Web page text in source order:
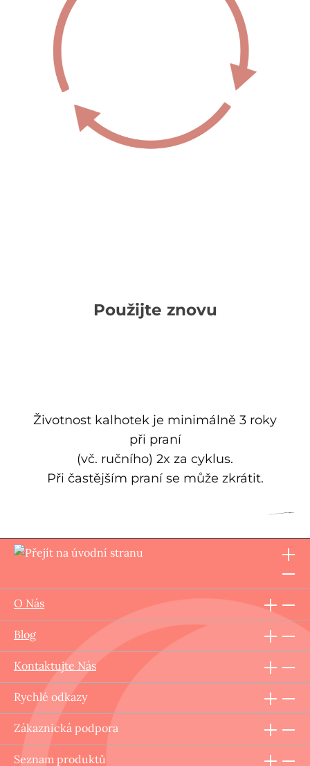
Použijte znovu
Životnost kalhotek je minimálně 3 roky
při praní
(vč. ručního) 2x za cyklus.
Při častějším praní se může zkrátit.
O Nás
Blog
Kontaktujte Nás
Rychlé odkazy
Zákaznická podpora
Seznam produktů